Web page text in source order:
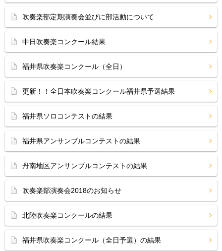
吹奏楽部定期演奏会並びに部活動について
中日吹奏楽コンクール結果
福井県吹奏楽コンクール（全日）
更新！！全日本吹奏楽コンクール福井県予選結果
福井県ソロコンテストの結果
福井県アンサンブルコンテストの結果
丹南地区アンサンブルコンテストの結果
吹奏楽部演奏会2018のお知らせ
北陸吹奏楽コンクールの結果
福井県吹奏楽コンクール（全日予選）の結果